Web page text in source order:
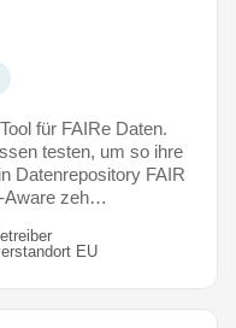
für FAIRe Daten.
testen, um so ihre
Datenrepository FAIR
Aware zeh…
EU